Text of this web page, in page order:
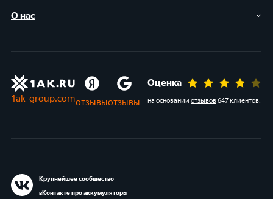
О нас
1ak-group.comотзывыотзывы
Оценка
на основании отзывов647 клиентов.
Крупнейшее сообщество
вКонтакте про аккумуляторы